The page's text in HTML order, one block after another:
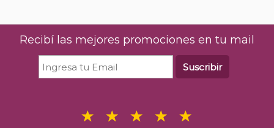
Recibí las mejores promociones en tu mail
Suscribir